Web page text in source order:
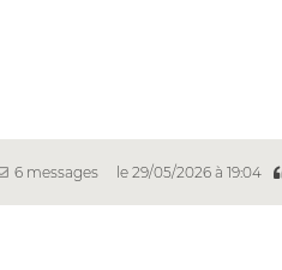
6 messages le 29/05/2026 à 19:04